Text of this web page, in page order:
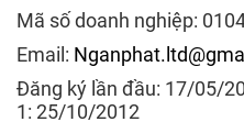
Mã số doanh nghiệp:
Email:
Đăng ký lần đầu: 17/05/
1: 25/10/2012